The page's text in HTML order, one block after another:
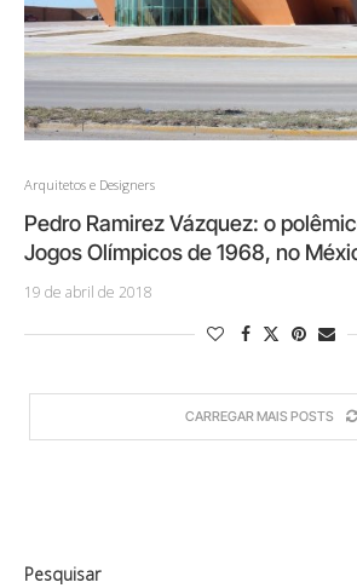
Arquitetos e Designers
Pedro Ramirez Vázquez: o
Jogos Olímpicos de 1968, no
19 de abril de 2018
CARREGAR MAIS POSTS
Pesquisar